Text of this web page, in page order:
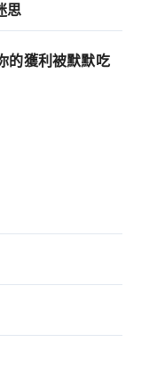
思
的獲利被默默吃